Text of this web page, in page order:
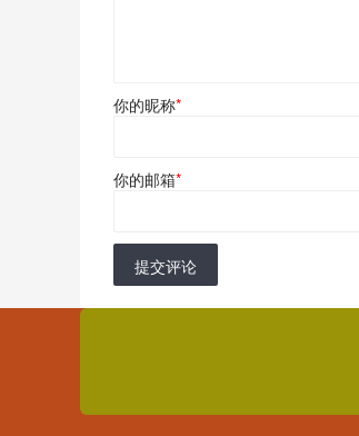
你的昵称*
你的邮箱*
提交评论